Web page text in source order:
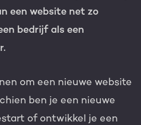
een website net zo
bedrijf als een
om een nieuwe website
ben je een nieuwe
of ontwikkel je een